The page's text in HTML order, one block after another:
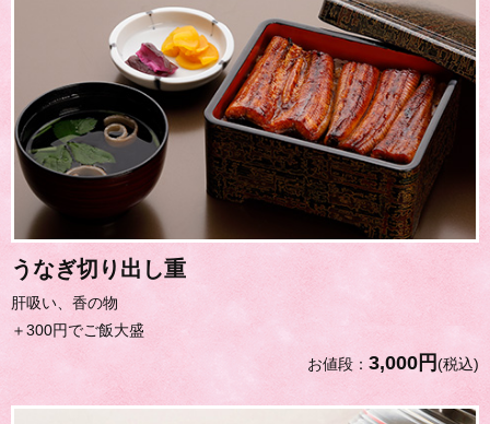
うなぎ切り出し重
肝吸い、香の物
＋300円でご飯大盛
お値段： 3,000円(税込)